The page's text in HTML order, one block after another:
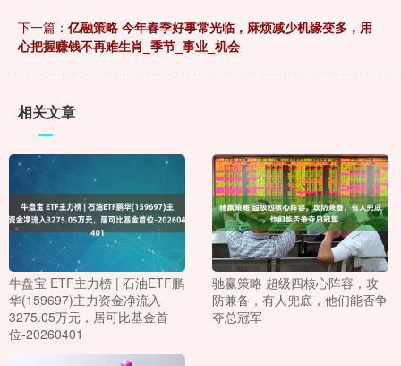
下一篇： 亿融策略 今年春季好事常光临，麻烦减少机缘变多，用
心把握赚钱不再难生肖_季节_事业_机会
相关文章
牛盘宝 ETF主力榜 | 石油ETF鹏
华(159697)主力资金净流入
3275.05万元，居可比基金首
位-20260401
驰赢策略 超级四核心阵容，攻
防兼备，有人兜底，他们能否争
夺总冠军